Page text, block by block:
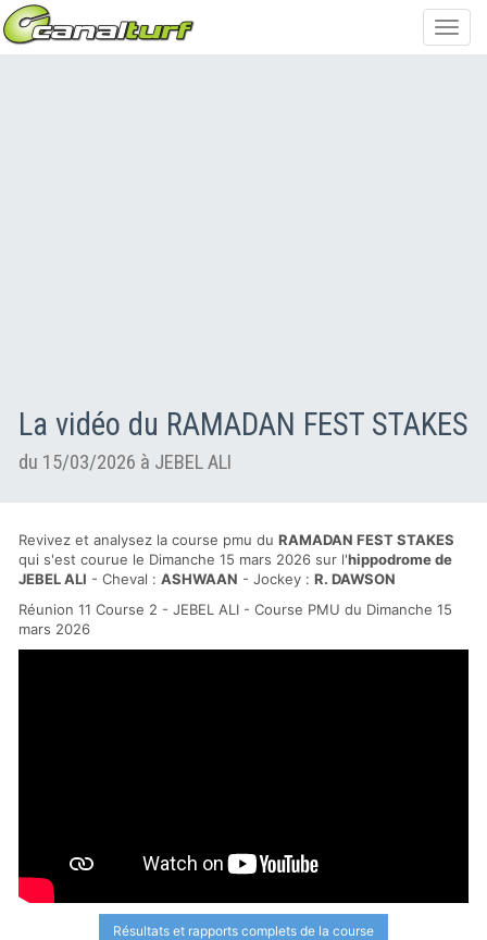
La vidéo du RAMADAN FEST STAKES
du 15/03/2026 à JEBEL ALI
Revivez et analysez la course pmu du RAMADAN FEST STAKES
qui s'est courue le Dimanche 15 mars 2026 sur l'hippodrome de
JEBEL ALI - Cheval : ASHWAAN - Jockey : R. DAWSON
Réunion 11 Course 2 - JEBEL ALI - Course PMU du Dimanche 15
mars 2026
Résultats et rapports complets de la course